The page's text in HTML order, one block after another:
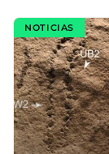
NOTICIAS